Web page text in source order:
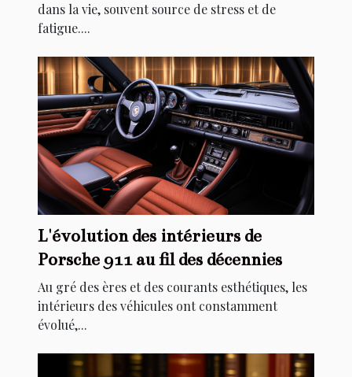
dans la vie, souvent source de stress et de
fatigue....
L'évolution des intérieurs de
Porsche 911 au fil des décennies
Au gré des ères et des courants esthétiques, les
intérieurs des véhicules ont constamment
évolué,...